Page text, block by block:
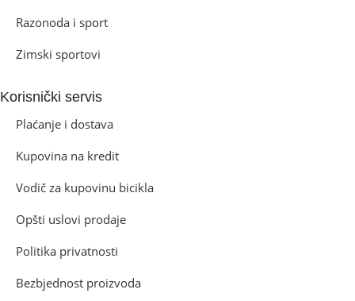
Razonoda i sport
Zimski sportovi
Korisnički servis
Plaćanje i dostava
Kupovina na kredit
Vodič za kupovinu bicikla
Opšti uslovi prodaje
Politika privatnosti
Bezbjednost proizvoda